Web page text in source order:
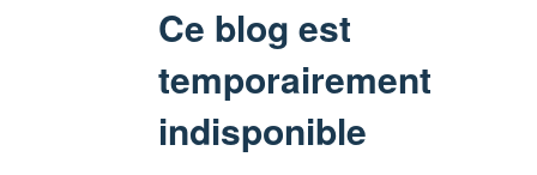
Ce blog est
temporairement
indisponible